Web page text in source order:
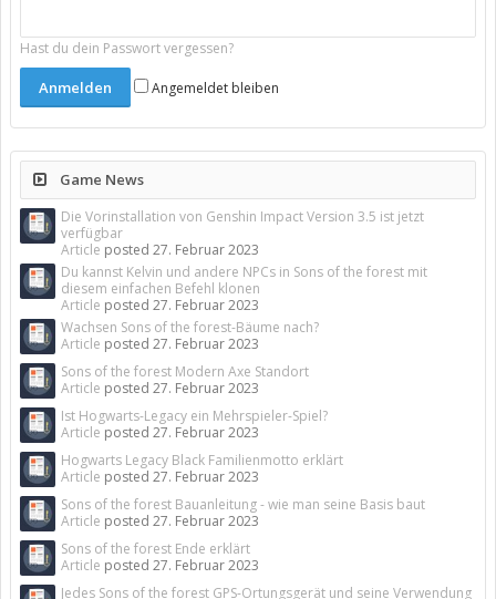
Hast du dein Passwort vergessen?
Angemeldet bleiben
Game News
Die Vorinstallation von Genshin Impact Version 3.5 ist jetzt
verfügbar
Article posted 27. Februar 2023
Du kannst Kelvin und andere NPCs in Sons of the forest mit
diesem einfachen Befehl klonen
Article posted 27. Februar 2023
Wachsen Sons of the forest-Bäume nach?
Article posted 27. Februar 2023
Sons of the forest Modern Axe Standort
Article posted 27. Februar 2023
Ist Hogwarts-Legacy ein Mehrspieler-Spiel?
Article posted 27. Februar 2023
Hogwarts Legacy Black Familienmotto erklärt
Article posted 27. Februar 2023
Sons of the forest Bauanleitung - wie man seine Basis baut
Article posted 27. Februar 2023
Sons of the forest Ende erklärt
Article posted 27. Februar 2023
Jedes Sons of the forest GPS-Ortungsgerät und seine Verwendung